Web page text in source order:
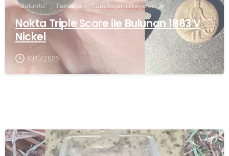
Buluntu Tek Para Tüm Başarı Hikayeleri
Nokta Triple Score ile Bulunan 1883 V
Nickel
30.07.2026
-